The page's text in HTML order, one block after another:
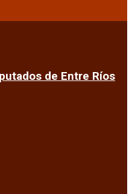
de Entre Ríos